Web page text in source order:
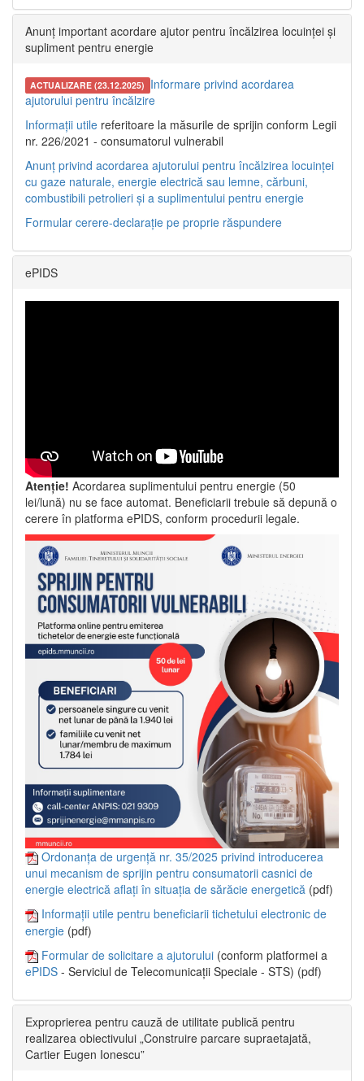
Anunț important acordare ajutor pentru încălzirea locuinței și
supliment pentru energie
ACTUALIZARE (23.12.2025) Informare privind acordarea
ajutorului pentru încălzire
Informații utile referitoare la măsurile de sprijin conform Legii
nr. 226/2021 - consumatorul vulnerabil
Anunț privind acordarea ajutorului pentru încălzirea locuinței
cu gaze naturale, energie electrică sau lemne, cărbuni,
combustibili petrolieri și a suplimentului pentru energie
Formular cerere-declarație pe proprie răspundere
ePIDS
Atenție! Acordarea suplimentului pentru energie (50
lei/lună) nu se face automat. Beneficiarii trebuie să depună o
cerere în platforma ePIDS, conform procedurii legale.
Ordonanța de urgență nr. 35/2025 privind introducerea
unui mecanism de sprijin pentru consumatorii casnici de
energie electrică aflați în situația de sărăcie energetică (pdf)
Informații utile pentru beneficiarii tichetului electronic de
energie (pdf)
Formular de solicitare a ajutorului (conform platformei a
ePIDS - Serviciul de Telecomunicații Speciale - STS) (pdf)
Exproprierea pentru cauză de utilitate publică pentru
realizarea obiectivului „Construire parcare supraetajată,
Cartier Eugen Ionescu”